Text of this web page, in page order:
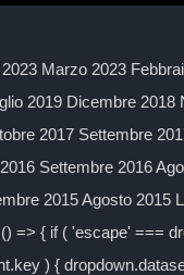
Marzo 2023
2019 Dicembre
2017 Settembre
Settembre 2016
2015 Agosto
=> { if ( 'escape' ===
) {